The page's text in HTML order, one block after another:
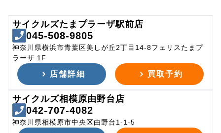
サイクルズたまプラーザ駅前店
045-508-9805
神奈川県横浜市青葉区美しが丘2丁目14-8フェリスたまプ
ラーザ 1F
店舗詳細 買取予約
サイクルズ相模原由野台店
042-707-4082
神奈川県相模原市中央区由野台1-1-5